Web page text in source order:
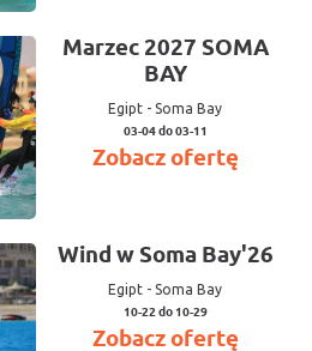
Marzec 2027 SOMA
BAY
Egipt - Soma Bay
03-04 do 03-11
Zobacz ofertę
Wind w Soma Bay'26
Egipt - Soma Bay
10-22 do 10-29
Zobacz ofertę